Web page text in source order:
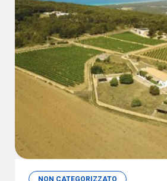
NON CATEGORIZZATO